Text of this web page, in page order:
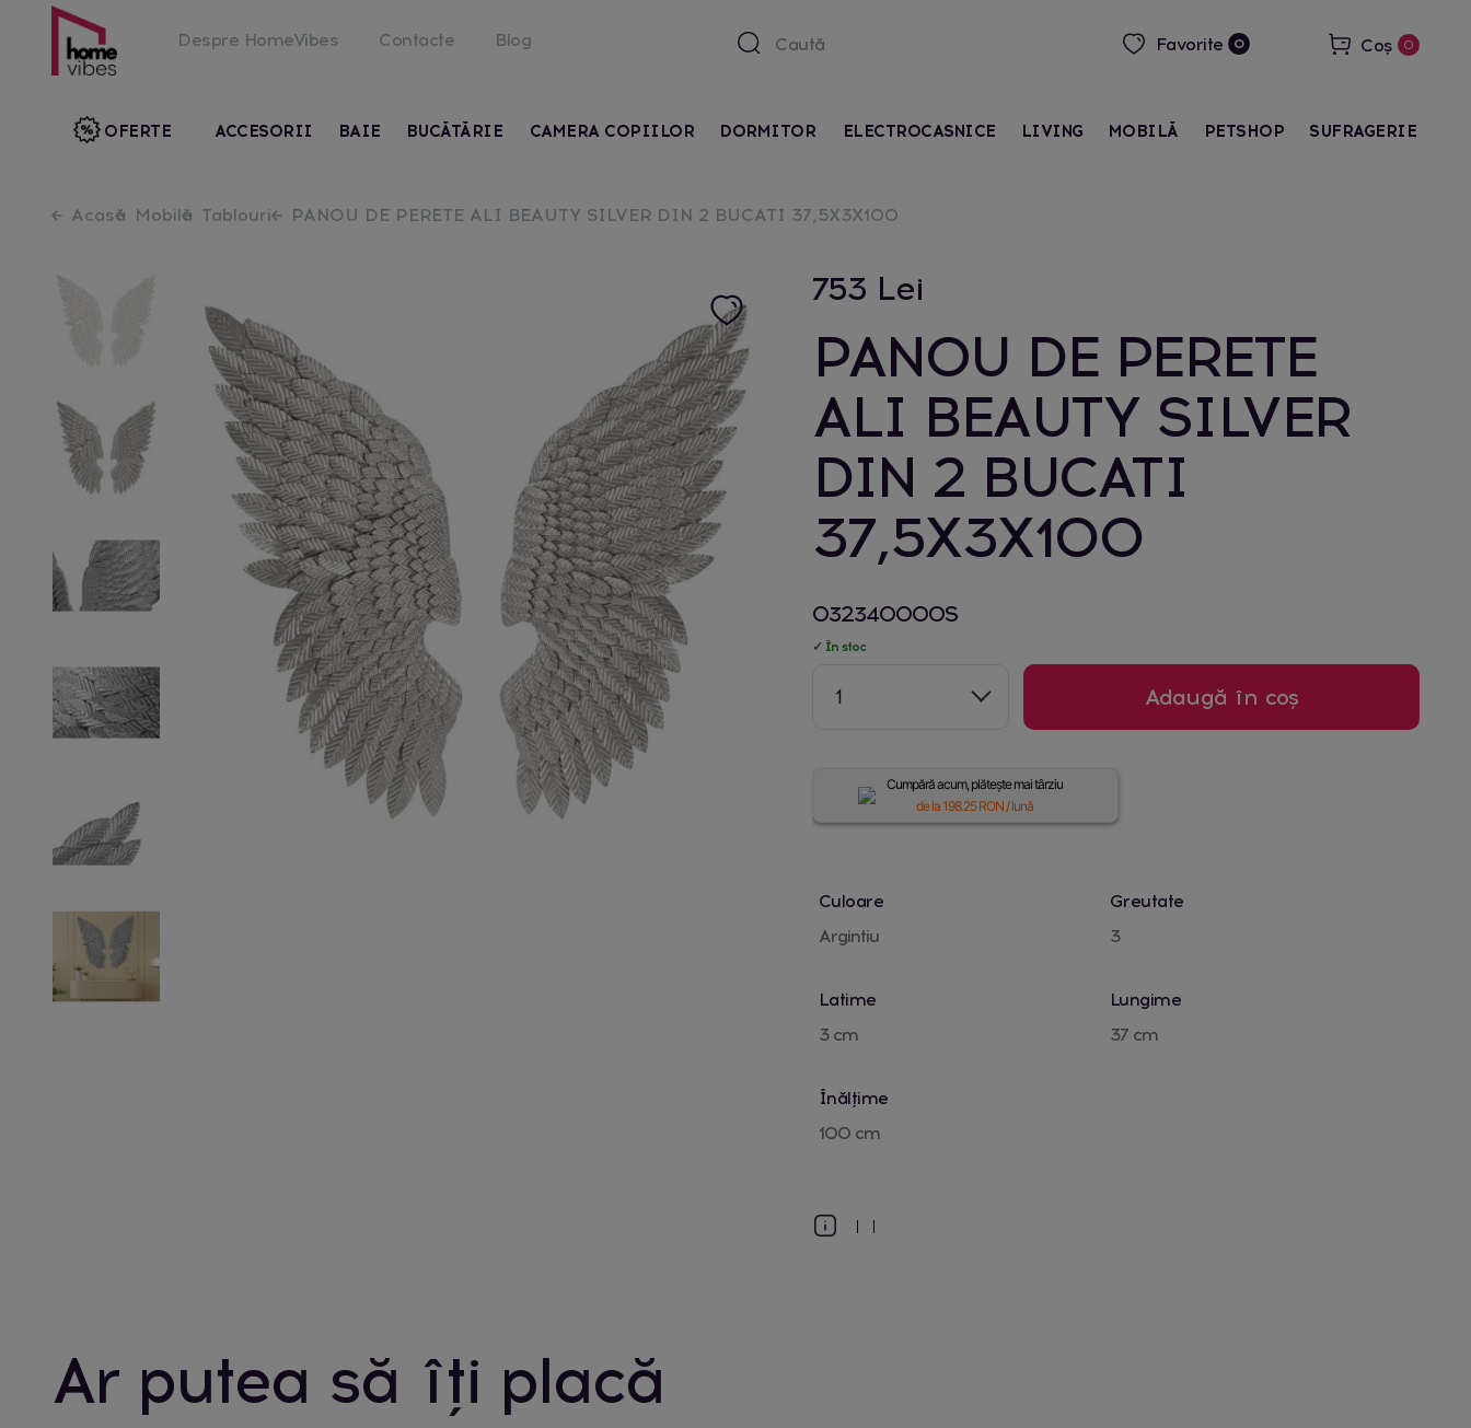
Despre HomeVibes Contacte Blog Favorite 0 Coș 0
ACCESORII BAIE BUCĂTĂRIE CAMERA COPIILOR DORMITOR ELECTROCASNICE LIVING MOBILĂ
OFERTE PETSHOP SUFRAGERIE
Acasă Mobilă Tablouri PANOU DE PERETE ALI BEAUTY SILVER DIN 2 BUCATI 37,5X3X100
753 Lei
PANOU DE PERETE
ALI BEAUTY SILVER
DIN 2 BUCATI
37,5X3X100
032340000S
✓ În stoc
1 Adaugă în coș
Cumpără acum, plătește mai târziu
de la198.25RON / lună
Culoare
Argintiu
Greutate
3
Latime
3 cm
Lungime
37 cm
Înălțime
100 cm
Ar putea să îți placă